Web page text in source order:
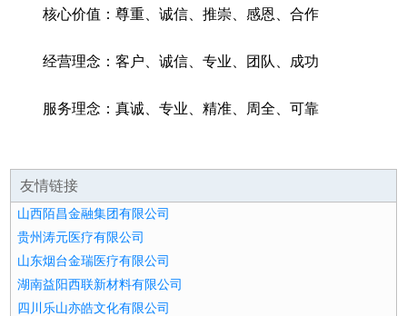
核心价值：尊重、诚信、推崇、感恩、合作
经营理念：客户、诚信、专业、团队、成功
服务理念：真诚、专业、精准、周全、可靠
友情链接
山西陌昌金融集团有限公司
贵州涛元医疗有限公司
山东烟台金瑞医疗有限公司
湖南益阳西联新材料有限公司
四川乐山亦皓文化有限公司